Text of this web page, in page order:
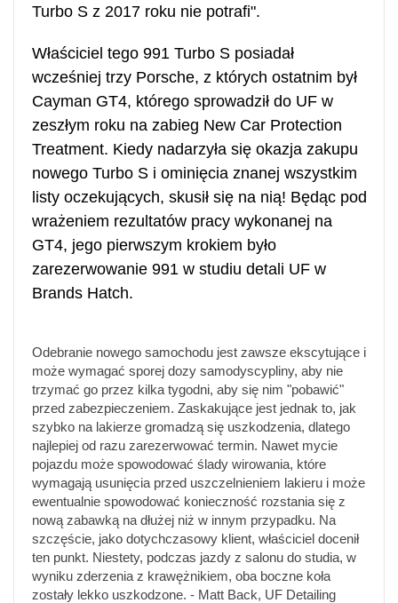
Turbo S z 2017 roku nie potrafi".
Właściciel tego 991 Turbo S posiadał
wcześniej trzy Porsche, z których ostatnim był
Cayman GT4, którego sprowadził do UF w
zeszłym roku na zabieg New Car Protection
Treatment. Kiedy nadarzyła się okazja zakupu
nowego Turbo S i ominięcia znanej wszystkim
listy oczekujących, skusił się na nią! Będąc pod
wrażeniem rezultatów pracy wykonanej na
GT4, jego pierwszym krokiem było
zarezerwowanie 991 w studiu detali UF w
Brands Hatch.
Odebranie nowego samochodu jest zawsze ekscytujące i
może wymagać sporej dozy samodyscypliny, aby nie
trzymać go przez kilka tygodni, aby się nim "pobawić"
przed zabezpieczeniem. Zaskakujące jest jednak to, jak
szybko na lakierze gromadzą się uszkodzenia, dlatego
najlepiej od razu zarezerwować termin. Nawet mycie
pojazdu może spowodować ślady wirowania, które
wymagają usunięcia przed uszczelnieniem lakieru i może
ewentualnie spowodować konieczność rozstania się z
nową zabawką na dłużej niż w innym przypadku. Na
szczęście, jako dotychczasowy klient, właściciel docenił
ten punkt. Niestety, podczas jazdy z salonu do studia, w
wyniku zderzenia z krawężnikiem, oba boczne koła
zostały lekko uszkodzone. - Matt Back, UF Detailing